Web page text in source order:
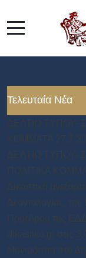
Τελευταία Νέα